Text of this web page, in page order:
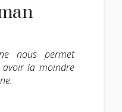
nous permet
avoir la moindre